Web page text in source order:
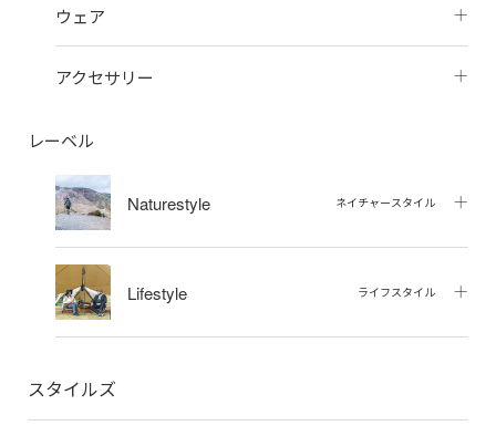
ウェア
アクセサリー
レーベル
Naturestyle ネイチャースタイル
Lifestyle ライフスタイル
スタイルズ